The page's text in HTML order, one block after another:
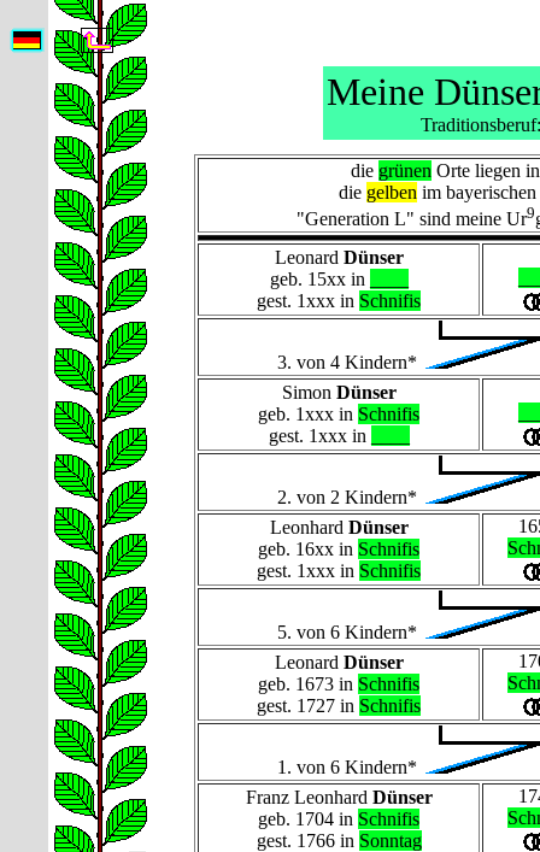
Meine
die grünen Orte liegen
die gelben im
"Generation L" sind meine Ur9
Leonard Dünser
geb. 15xx in
gest. 1xxx in Schnifis
3. von 4 Kindern*
Simon Dünser
geb. 1xxx in Schnifis
gest. 1xxx in
2. von 2 Kindern*
Leonhard Dünser
geb. 16xx in Schnifis
gest. 1xxx in Schnifis
5. von 6 Kindern*
Leonard Dünser
geb. 1673 in Schnifis
gest. 1727 in Schnifis
1. von 6 Kindern*
Franz Leonhard Dünser
geb. 1704 in Schnifis
gest. 1766 in Sonntag